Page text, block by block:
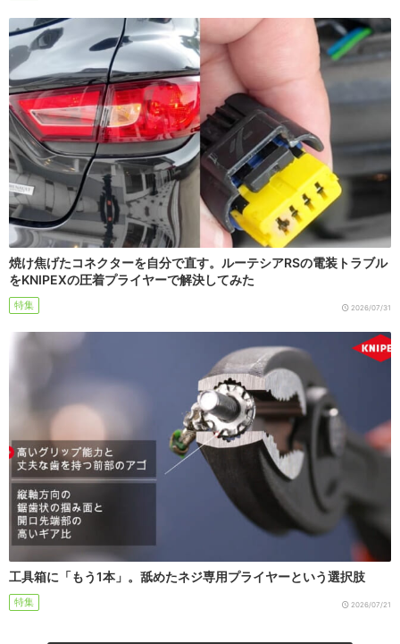
焼け焦げたコネクターを自分で直す。ルーテシアRSの電装トラブル
をKNIPEXの圧着プライヤーで解決してみた
特集 2026/07/31
工具箱に「もう1本」。舐めたネジ専用プライヤーという選択肢
特集 2026/07/21